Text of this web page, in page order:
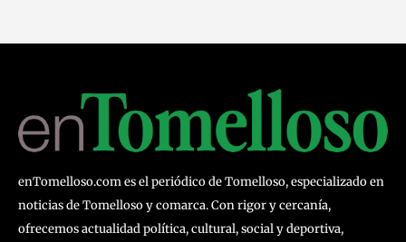
enTomelloso.com es el periódico de Tomelloso, especializado en
noticias de Tomelloso y comarca. Con rigor y cercanía,
ofrecemos actualidad política, cultural, social y deportiva,